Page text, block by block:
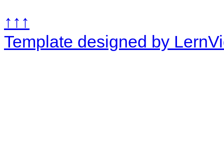
↑↑↑
Template designed by